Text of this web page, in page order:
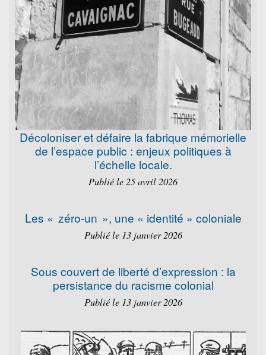
Décoloniser et défaire la fabrique mémorielle
de l’espace public : enjeux politiques à
l’échelle locale.
Publié le 25 avril 2026
Les « zéro-un », une « identité » coloniale
Publié le 13 janvier 2026
Sous couvert de liberté d’expression : la
persistance du racisme colonial
Publié le 13 janvier 2026